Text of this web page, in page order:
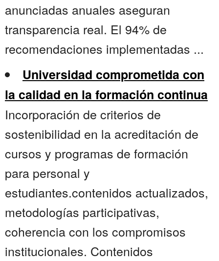
anunciadas anuales aseguran
transparencia real. El 94% de
recomendaciones implementadas ...
Universidad comprometida con
la calidad en la formación continua
Incorporación de criterios de
sostenibilidad en la acreditación de
cursos y programas de formación
para personal y
estudiantes.contenidos actualizados,
metodologías participativas,
coherencia con los compromisos
institucionales. Contenidos